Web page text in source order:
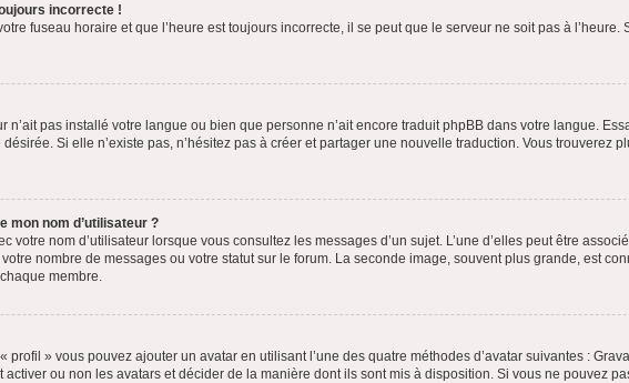
incorrecte !
fuseau horaire et que l’heure est toujours incorrecte, il se peut que le serveur ne soit pas à l’heure.
n’ait pas installé votre langue ou bien que personne n’ait encore traduit phpBB dans votre langue.
Si elle n’existe pas, n’hésitez pas à créer et partager une nouvelle traduction. Vous trouverez
mon nom d’utilisateur ?
votre nom d’utilisateur lorsque vous consultez les messages d’un sujet. L’une d’elles peut être
nombre de messages ou votre statut sur le forum. La seconde image, souvent plus grande, est
membre.
profil » vous pouvez ajouter un avatar en utilisant l’une des quatre méthodes d’avatar suivantes :
ou non les avatars et décider de la manière dont ils sont mis à disposition. Si vous ne pouvez